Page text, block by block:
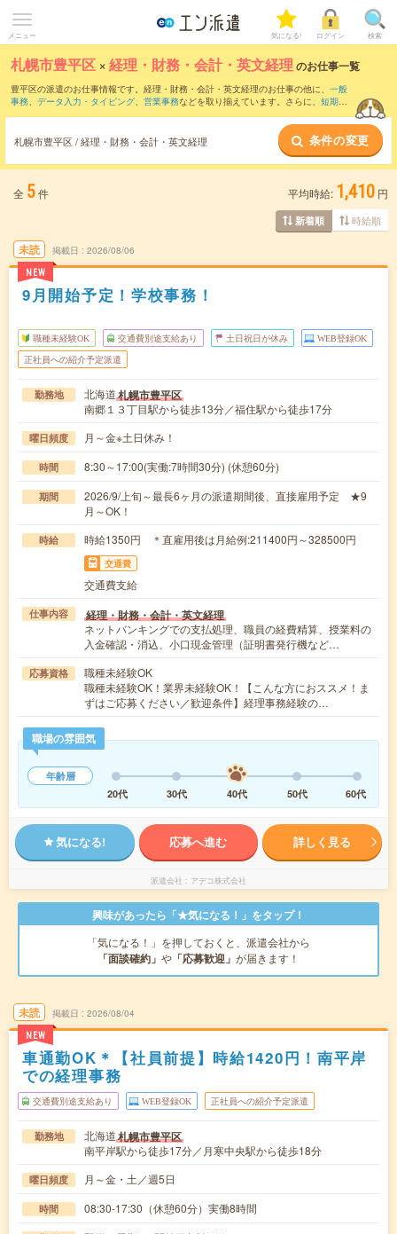
メニュー 気になる! ログイン 検索
札幌市豊平区 ×経理・財務・会計・英文経理 のお仕事一覧
豊平区の派遣のお仕事情報です。経理・財務・会計・英文経理のお仕事の他に、 一般
事務、 データ入力・タイピング、 営業事務などを取り揃えています。さらに、 短期・
札幌市豊平区 / 経理・財務・会計・英文経理 条件の変更
全 5件 平均時給: 1,410 円
新着順 時給順
未読
NEW
掲載日 2026/08/06
9月開始予定！学校事務！
職種未経験OK 交通費別途支給あり 土日祝日が休み WEB登録OK
正社員への紹介予定派遣
勤務地 北海道札幌市豊平区
南郷１３丁目駅から徒歩13分／福住駅から徒歩17分
曜日頻度 月～金※土日休み！
時間 8:30～17:00(実働:7時間30分) (休憩60分)
期間
2026/9/上旬～最長6ヶ月の派遣期間後、直接雇用予定 ★9
月～OK！
時給 時給1350円 ＊直雇用後は月給例:211400円～328500円
交通費
交通費支給
仕事内容 経理・財務・会計・英文経理
ネットバンキングでの支払処理、職員の経費精算、授業料の
入金確認・消込、小口現金管理（証明書発行機など…
応募資格
職種未経験OK
職種未経験OK！業界未経験OK！【こんな方におススメ！ま
ずはご応募ください／歓迎条件】経理事務経験の…
職場の雰囲気
年齢層
20代
30代 40代 50代 60代
気になる! 応募へ進む 詳しく見る
派遣会社 アデコ株式会社
興味があったら「★気になる！」をタップ！
「気になる！」を押しておくと、派遣会社から
「面談確約」 や 「応募歓迎」 が届きます！
未読
NEW
掲載日 2026/08/04
車通勤OK＊【社員前提】時給1420円！南平岸
での経理事務
交通費別途支給あり WEB登録OK 正社員への紹介予定派遣
勤務地 北海道札幌市豊平区
南平岸駅から徒歩17分／月寒中央駅から徒歩18分
曜日頻度 月～金・土／週5日
時間 08:30-17:30（休憩60分）実働8時間